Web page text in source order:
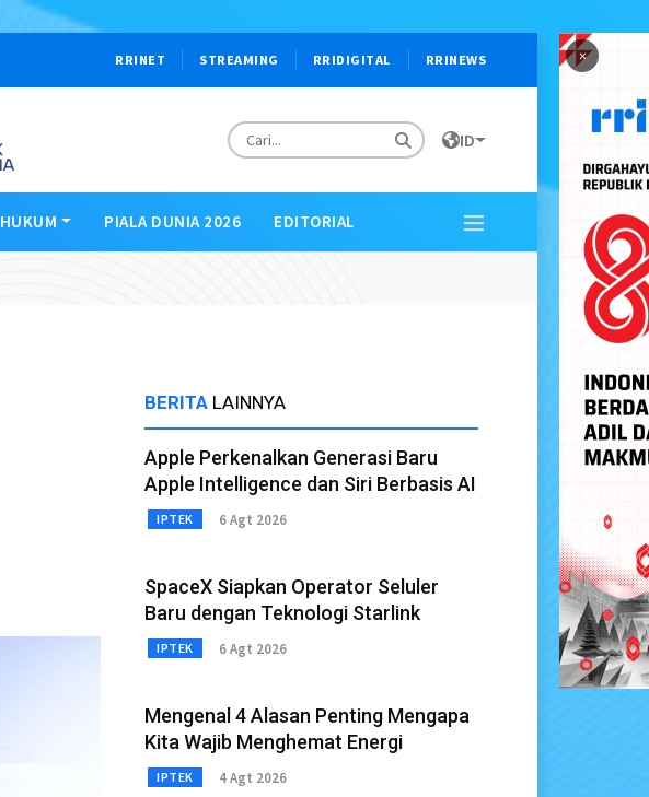
×
RRINET STREAMING RRIDIGITAL RRINEWS
ID
HUKUM PIALA DUNIA 2026 EDITORIAL
BERITA LAINNYA
Apple Perkenalkan Generasi Baru
Apple Intelligence dan Siri Berbasis AI
IPTEK 6 Agt 2026
SpaceX Siapkan Operator Seluler
Baru dengan Teknologi Starlink
IPTEK 6 Agt 2026
Mengenal 4 Alasan Penting Mengapa
Kita Wajib Menghemat Energi
IPTEK 4 Agt 2026